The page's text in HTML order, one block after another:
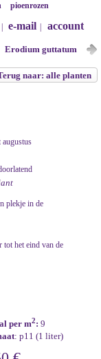
pioenrozen
e-mail account
Erodium guttatum
naar: alle planten
augustus
plekje in de
tot het eind van de
per m2: 9
: p11 (1 liter)